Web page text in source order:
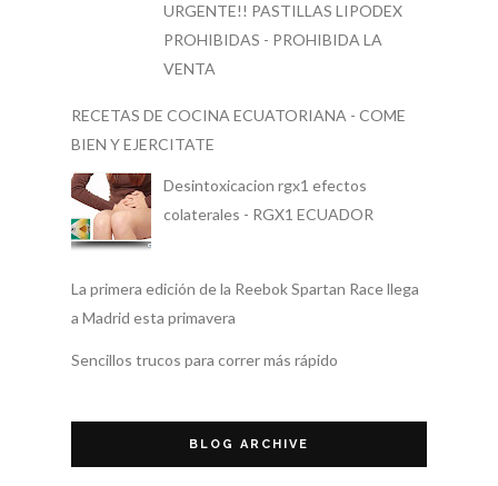
URGENTE!! PASTILLAS LIPODEX
PROHIBIDAS - PROHIBIDA LA
VENTA
RECETAS DE COCINA ECUATORIANA - COME
BIEN Y EJERCITATE
Desintoxicacion rgx1 efectos
colaterales - RGX1 ECUADOR
La primera edición de la Reebok Spartan Race llega
a Madrid esta primavera
Sencillos trucos para correr más rápido
BLOG ARCHIVE